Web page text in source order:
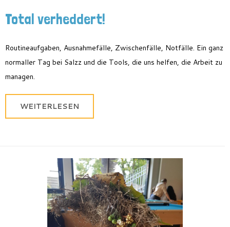
Total verheddert!
Routineaufgaben, Ausnahmefälle, Zwischenfälle, Notfälle. Ein ganz
normaller Tag bei Salzz und die Tools, die uns helfen, die Arbeit zu
managen.
WEITERLESEN